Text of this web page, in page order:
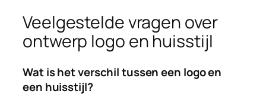
Veelgestelde vragen over
ontwerp logo en huisstijl
Wat is het verschil tussen een logo en
een huisstijl?